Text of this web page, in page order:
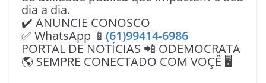
dia a dia.
✔️ ANUNCIE CONOSCO
✅ WhatsApp 📱 (61)99414-6986
PORTAL DE NOTÍCIAS 📲 ODEMOCRATA
🌎 SEMPRE CONECTADO COM VOÇÊ 🖥️